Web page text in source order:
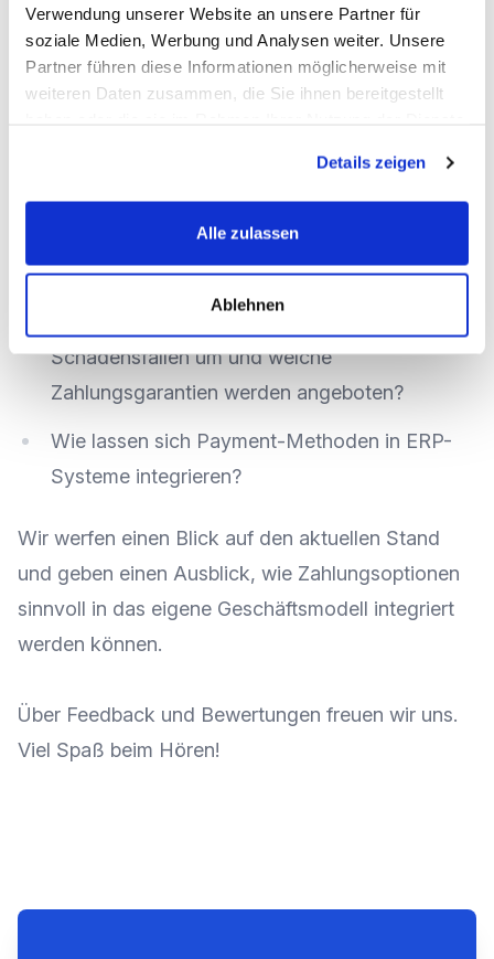
Verwendung unserer Website an unsere Partner für
soziale Medien, Werbung und Analysen weiter. Unsere
Partner führen diese Informationen möglicherweise mit
weiteren Daten zusammen, die Sie ihnen bereitgestellt
Details zeigen
Alle zulassen
Ablehnen
unterhalten:
Wie sieht der aktuelle Stand im B2B
Zahlungsoptionen werden am häufigsten
Welchen Zahlungsoptionen sind im
internationalen Kontext besonders lukrativ?
Schadensfällen um und welche
Zahlungsgarantien werden angeboten?
Wie lassen sich Payment-Methoden in ERP-
Systeme integrieren?
Wir werfen einen Blick auf den aktuellen Stand
und geben einen Ausblick, wie Zahlungsoptionen
sinnvoll in das eigene Geschäftsmodell integriert
werden können.
Über Feedback und Bewertungen freuen wir uns.
Viel Spaß beim Hören!